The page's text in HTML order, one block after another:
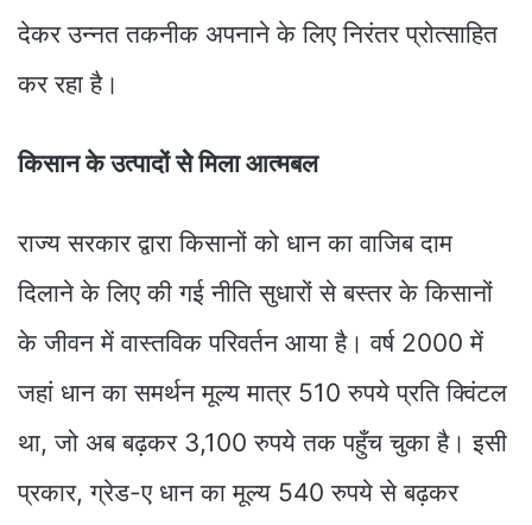
देकर उन्नत तकनीक अपनाने के लिए निरंतर प्रोत्साहित
कर रहा है।
किसान के उत्पादों सेे मिला आत्मबल
राज्य सरकार द्वारा किसानों को धान का वाजिब दाम
दिलाने के लिए की गई नीति सुधारों से बस्तर के किसानों
के जीवन में वास्तविक परिवर्तन आया है। वर्ष 2000 में
जहां धान का समर्थन मूल्य मात्र 510 रुपये प्रति क्विंटल
था, जो अब बढ़कर 3,100 रुपये तक पहुँच चुका है। इसी
प्रकार, ग्रेड-ए धान का मूल्य 540 रुपये से बढ़कर